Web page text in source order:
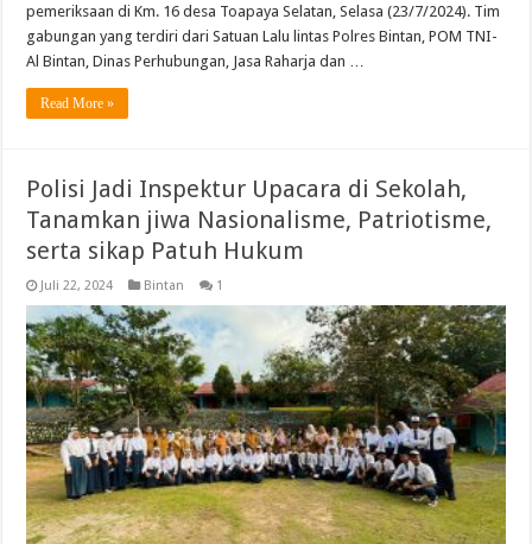
pemeriksaan di Km. 16 desa Toapaya Selatan, Selasa (23/7/2024). Tim
gabungan yang terdiri dari Satuan Lalu lintas Polres Bintan, POM TNI-
Al Bintan, Dinas Perhubungan, Jasa Raharja dan …
Read More »
Polisi Jadi Inspektur Upacara di Sekolah,
Tanamkan jiwa Nasionalisme, Patriotisme,
serta sikap Patuh Hukum
Juli 22, 2024 Bintan 1